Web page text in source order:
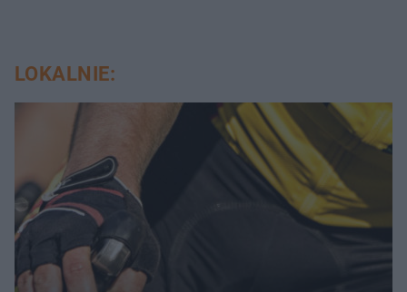
LOKALNIE: